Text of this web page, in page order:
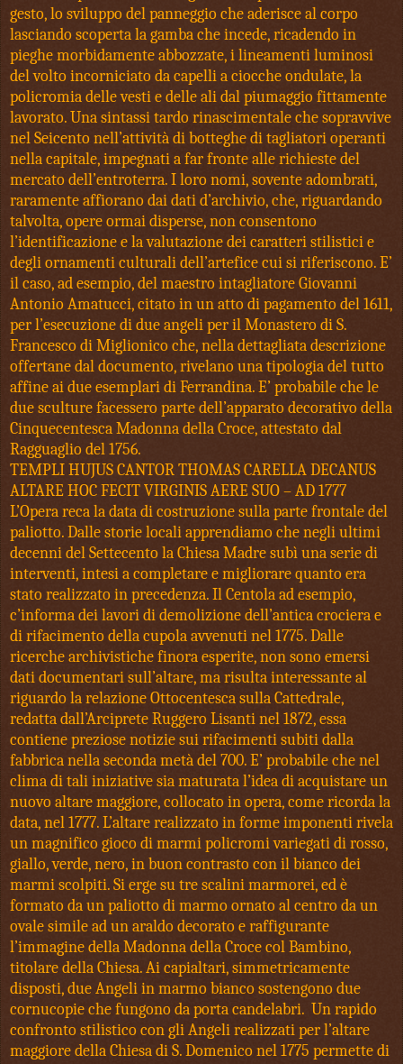
gesto, lo sviluppo del panneggio che aderisce al corpo
lasciando scoperta la gamba che incede, ricadendo in
pieghe morbidamente abbozzate, i lineamenti luminosi
del volto incorniciato da capelli a ciocche ondulate, la
policromia delle vesti e delle ali dal piumaggio fittamente
lavorato. Una sintassi tardo rinascimentale che sopravvive
nel Seicento nell’attività di botteghe di tagliatori operanti
nella capitale, impegnati a far fronte alle richieste del
mercato dell’entroterra. I loro nomi, sovente adombrati,
raramente affiorano dai dati d’archivio, che, riguardando
talvolta, opere ormai disperse, non consentono
l’identificazione e la valutazione dei caratteri stilistici e
degli ornamenti culturali dell’artefice cui si riferiscono. E’
il caso, ad esempio, del maestro intagliatore Giovanni
Antonio Amatucci, citato in un atto di pagamento del 1611,
per l’esecuzione di due angeli per il Monastero di S.
Francesco di Miglionico che, nella dettagliata descrizione
offertane dal documento, rivelano una tipologia del tutto
affine ai due esemplari di Ferrandina. E’ probabile che le
due sculture facessero parte dell’apparato decorativo della
Cinquecentesca Madonna della Croce, attestato dal
Ragguaglio del 1756.
TEMPLI HUJUS CANTOR THOMAS CARELLA DECANUS
ALTARE HOC FECIT VIRGINIS AERE SUO – AD 1777
L’Opera reca la data di costruzione sulla parte frontale del
paliotto. Dalle storie locali apprendiamo che negli ultimi
decenni del Settecento la Chiesa Madre subì una serie di
interventi, intesi a completare e migliorare quanto era
stato realizzato in precedenza. Il Centola ad esempio,
c’informa dei lavori di demolizione dell’antica crociera e
di rifacimento della cupola avvenuti nel 1775. Dalle
ricerche archivistiche finora esperite, non sono emersi
dati documentari sull’altare, ma risulta interessante al
riguardo la relazione Ottocentesca sulla Cattedrale,
redatta dall’Arciprete Ruggero Lisanti nel 1872, essa
contiene preziose notizie sui rifacimenti subiti dalla
fabbrica nella seconda metà del 700. E’ probabile che nel
clima di tali iniziative sia maturata l’idea di acquistare un
nuovo altare maggiore, collocato in opera, come ricorda la
data, nel 1777. L’altare realizzato in forme imponenti rivela
un magnifico gioco di marmi policromi variegati di rosso,
giallo, verde, nero, in buon contrasto con il bianco dei
marmi scolpiti. Si erge su tre scalini marmorei, ed è
formato da un paliotto di marmo ornato al centro da un
ovale simile ad un araldo decorato e raffigurante
l’immagine della Madonna della Croce col Bambino,
titolare della Chiesa. Ai capialtari, simmetricamente
disposti, due Angeli in marmo bianco sostengono due
cornucopie che fungono da porta candelabri. Un rapido
confronto stilistico con gli Angeli realizzati per l’altare
maggiore della Chiesa di S. Domenico nel 1775 permette di